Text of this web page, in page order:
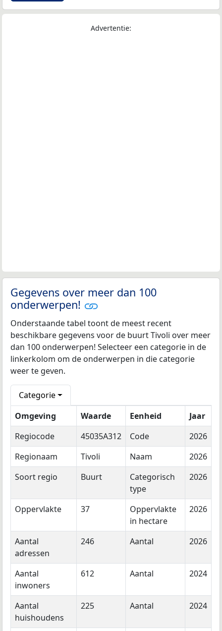
Advertentie:
Gegevens over meer dan 100
onderwerpen!
Onderstaande tabel toont de meest recent
beschikbare gegevens voor de buurt Tivoli over meer
dan 100 onderwerpen! Selecteer een categorie in de
linkerkolom om de onderwerpen in die categorie
weer te geven.
Categorie
Omgeving
Waarde Eenheid
Jaar
Regiocode
45035A312 Code
2026
Regionaam
Tivoli Naam
2026
Soort regio
Buurt
Categorisch
type
2026
Oppervlakte 37
Oppervlakte
in hectare
2026
Aantal
adressen
246 Aantal 2026
Aantal
inwoners
612 Aantal 2024
Aantal
huishoudens
225 Aantal 2024